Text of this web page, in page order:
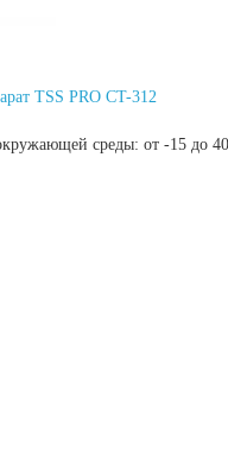
TSS PRO CT-312
среды: от -15 до